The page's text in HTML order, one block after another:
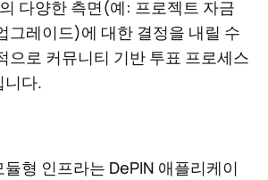
다양한 측면(예: 프로젝트 자금
그레이드)에 대한 결정을 내릴 수
으로 커뮤니티 기반 투표 프로세스
니다.
형 인프라는 DePIN 애플리케이